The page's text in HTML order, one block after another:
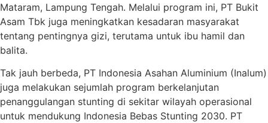
Mataram, Lampung Tengah. Melalui program ini, PT Bukit
Asam Tbk juga meningkatkan kesadaran masyarakat
tentang pentingnya gizi, terutama untuk ibu hamil dan
balita.
Tak jauh berbeda, PT Indonesia Asahan Aluminium (Inalum)
juga melakukan sejumlah program berkelanjutan
penanggulangan stunting di sekitar wilayah operasional
untuk mendukung Indonesia Bebas Stunting 2030. PT